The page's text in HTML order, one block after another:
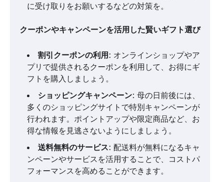
に受け取りをお願いするなどの対策を。
クーポンやキャンペーンを活用した賢いギフト選び
割引クーポンの利用 : オンラインショップやア
プリで提供されるクーポンを利用して、お得にギ
フトを購入しましょう。
ショッピングキャンペーン: 母の日前後には、
多くのショッピングサイトで特別キャンペーンが
行われます。ポイントアップや限定商品など、お
得な情報を見逃さないようにしましょう。
送料無料のサービス: 配送料が無料になるキャ
ンペーンやサービスを活用することで、コストパ
フォーマンスを高めることができます。